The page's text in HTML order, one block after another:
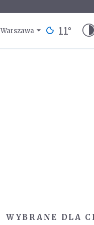
Warszawa 11°
WYBRANE DLA